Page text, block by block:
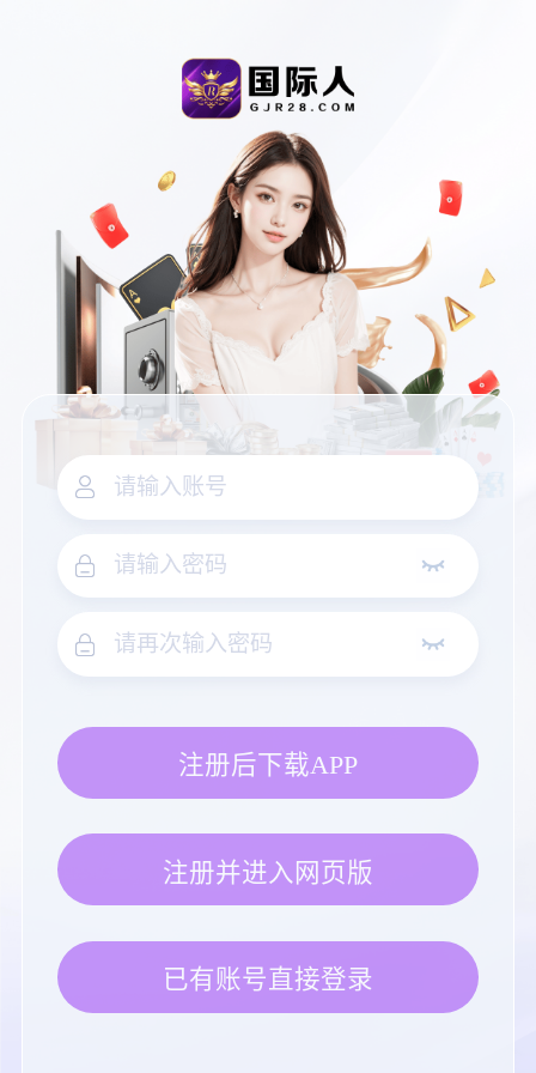
注册后下载APP
注册并进入网页版
已有账号直接登录